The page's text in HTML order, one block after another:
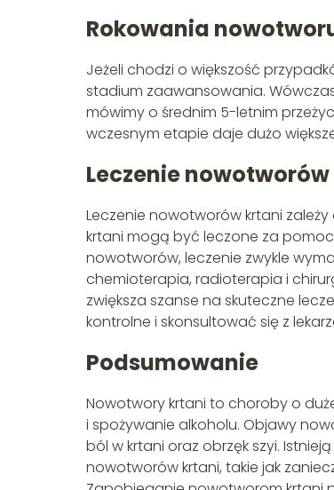
Rokowania
Jeżeli chodzi o większość
stadium zaawansowania.
mówimy o średnim 5-letnim
wczesnym etapie daje dużo
Leczenie
Leczenie nowotworów krtani
krtani mogą być leczone za
nowotworów, leczenie zwykle
chemioterapia, radioterapia i
zwiększa szanse na skuteczne
kontrolne i skonsultować się z
Podsumowanie
Nowotwory krtani to choroby o
i spożywanie alkoholu. Objawy
ból w krtani oraz obrzęk szyi.
nowotworów krtani, takie jak